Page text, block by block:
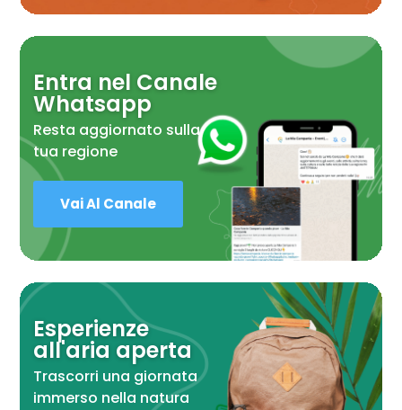
Entra nel Canale
Whatsapp
Resta aggiornato sulla
tua regione
Vai Al Canale
Esperienze
all'aria aperta
Trascorri una giornata
immerso nella natura